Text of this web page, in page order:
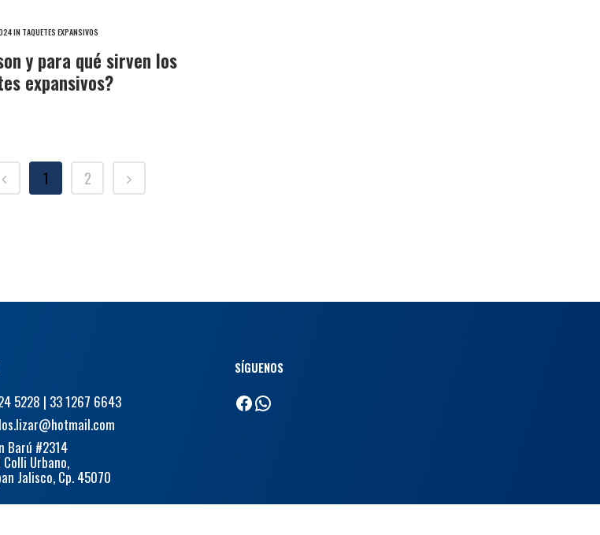
IN TAQUETES EXPANSIVOS
y para qué sirven los
expansivos?
1 2
5228 | 33 1267 6643
Barú #2314
Colli Urbano,
Jalisco, Cp. 45070
SÍGUENOS
Facebook
WhatsApp